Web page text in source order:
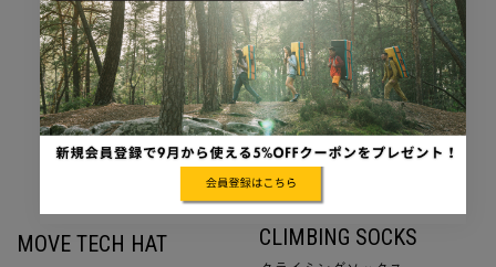
MOVE TECH HAT CLIMBING SOCKS